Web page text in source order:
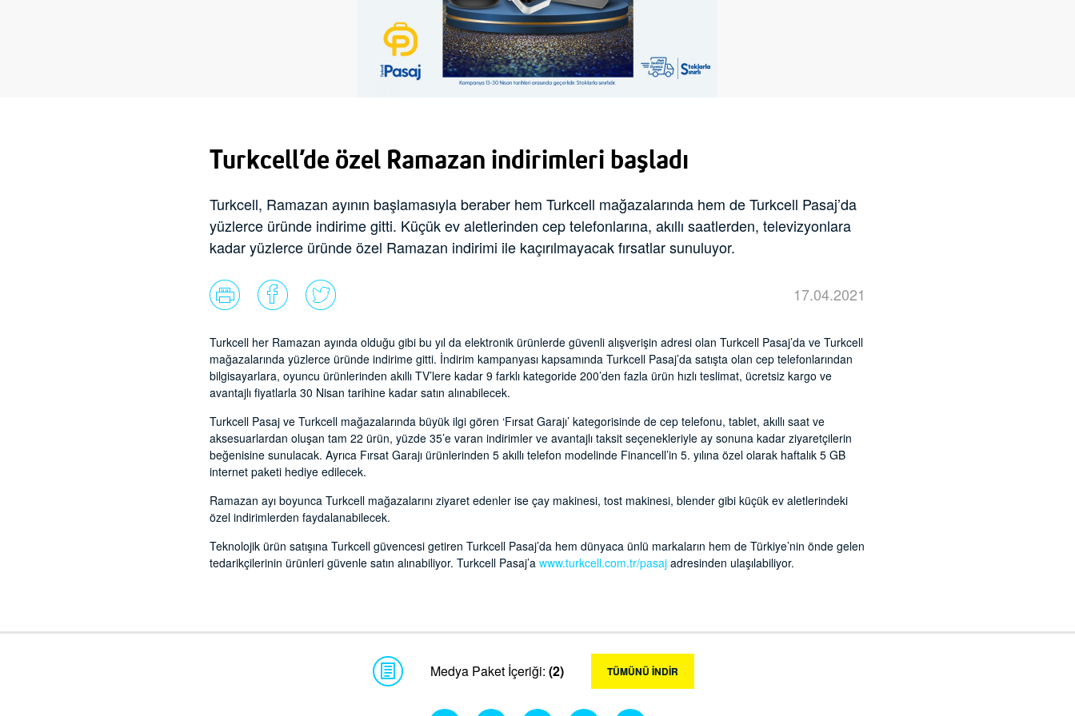
Turkcell’de özel Ramazan indirimleri başladı
Turkcell, Ramazan ayının başlamasıyla beraber hem Turkcell mağazalarında hem de Turkcell Pasaj’da
yüzlerce üründe indirime gitti. Küçük ev aletlerinden cep telefonlarına, akıllı saatlerden, televizyonlara
kadar yüzlerce üründe özel Ramazan indirimi ile kaçırılmayacak fırsatlar sunuluyor.
17.04.2021
Turkcell her Ramazan ayında olduğu gibi bu yıl da elektronik ürünlerde güvenli alışverişin adresi olan Turkcell Pasaj’da ve Turkcell
mağazalarında yüzlerce üründe indirime gitti. İndirim kampanyası kapsamında Turkcell Pasaj’da satışta olan cep telefonlarından
bilgisayarlara, oyuncu ürünlerinden akıllı TV’lere kadar 9 farklı kategoride 200’den fazla ürün hızlı teslimat, ücretsiz kargo ve
avantajlı fiyatlarla 30 Nisan tarihine kadar satın alınabilecek.
Turkcell Pasaj ve Turkcell mağazalarında büyük ilgi gören ‘Fırsat Garajı’ kategorisinde de cep telefonu, tablet, akıllı saat ve
aksesuarlardan oluşan tam 22 ürün, yüzde 35’e varan indirimler ve avantajlı taksit seçenekleriyle ay sonuna kadar ziyaretçilerin
beğenisine sunulacak. Ayrıca Fırsat Garajı ürünlerinden 5 akıllı telefon modelinde Financell’in 5. yılına özel olarak haftalık 5 GB
internet paketi hediye edilecek.
Ramazan ayı boyunca Turkcell mağazalarını ziyaret edenler ise çay makinesi, tost makinesi, blender gibi küçük ev aletlerindeki
özel indirimlerden faydalanabilecek.
Teknolojik ürün satışına Turkcell güvencesi getiren Turkcell Pasaj’da hem dünyaca ünlü markaların hem de Türkiye’nin önde gelen
tedarikçilerinin ürünleri güvenle satın alınabiliyor. Turkcell Pasaj’a www.turkcell.com.tr/pasaj adresinden ulaşılabiliyor.
Medya Paket İçeriği: (2) TÜMÜNÜ İNDİR